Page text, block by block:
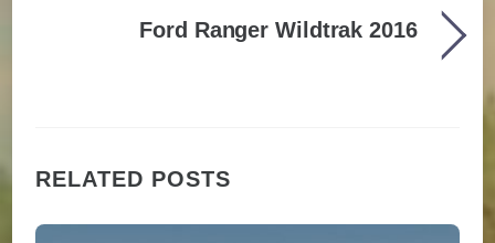
Ford Ranger Wildtrak 2016
RELATED POSTS